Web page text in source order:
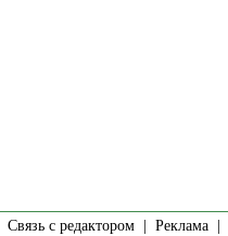
Связь с редактором| Реклама|